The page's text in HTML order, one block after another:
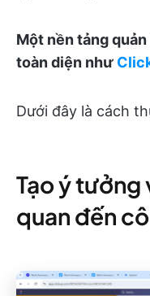
Một nền tảng
toàn diện như
Dưới đây là cách
Tạo ý tưởng
quan đến